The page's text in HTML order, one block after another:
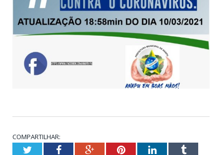
COMPARTILHAR:
TwitterFacebookGoogle+PinterestLinkedInTumblr